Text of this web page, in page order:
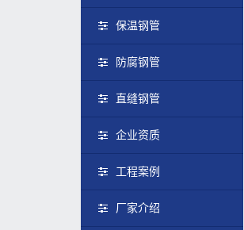
保温钢管
防腐钢管
直缝钢管
企业资质
工程案例
厂家介绍